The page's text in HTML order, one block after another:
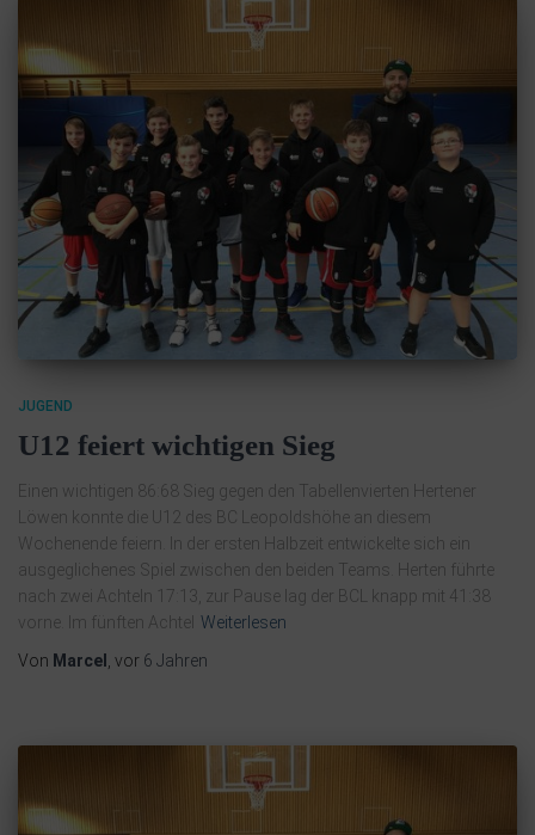
JUGEND
U12 feiert wichtigen Sieg
Einen wichtigen 86:68 Sieg gegen den Tabellenvierten Hertener
Löwen konnte die U12 des BC Leopoldshöhe an diesem
Wochenende feiern. In der ersten Halbzeit entwickelte sich ein
ausgeglichenes Spiel zwischen den beiden Teams. Herten führte
nach zwei Achteln 17:13, zur Pause lag der BCL knapp mit 41:38
vorne. Im fünften Achtel Weiterlesen
Von Marcel , vor 6 Jahren